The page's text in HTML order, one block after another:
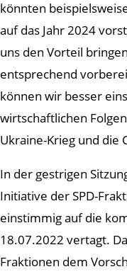
könnten
auf das Jahr 2024
uns den Vorteil
entsprechend
können wir besser
wirtschaftlichen
Ukraine-Krieg und die
In der gestrigen
Initiative der SPD-
einstimmig auf die
18.07.2022 vertagt.
Fraktionen dem